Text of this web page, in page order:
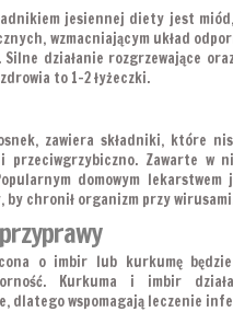
jesiennej diety jest
wzmacniającym układ
Silne działanie rozgrzewające
to 1-2 łyżeczki.
zawiera składniki, które
przeciwgrzybiczno. Zawarte w
domowym
chronił organizm przy
o imbir lub kurkumę
Kurkuma i imbir
dlatego wspomagają leczenie